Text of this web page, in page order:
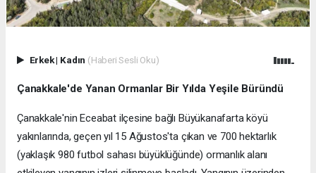
Erkek| Kadın (Haberi Sesli Oku)
Çanakkale'de Yanan Ormanlar Bir Yılda Yeşile Büründü
Çanakkale'nin Eceabat ilçesine bağlı Büyükanafarta köyü
yakınlarında, geçen yıl 15 Ağustos'ta çıkan ve 700 hektarlık
(yaklaşık 980 futbol sahası büyüklüğünde) ormanlık alanı